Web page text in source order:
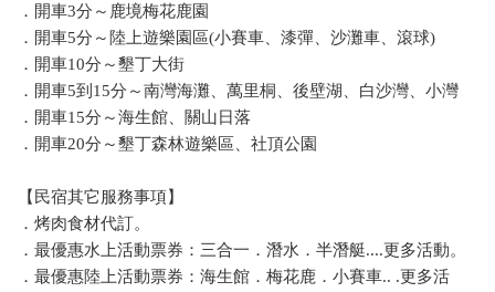
．開車3分～鹿境梅花鹿園
．開車5分～陸上遊樂園區(小賽車、漆彈、沙灘車、滾球)
．開車10分～墾丁大街
．開車5到15分～南灣海灘、萬里桐、後壁湖、白沙灣、小灣
．開車15分～海生館、關山日落
．開車20分～墾丁森林遊樂區、社頂公園
【民宿其它服務事項】
．烤肉食材代訂。
．最優惠水上活動票券：三合一．潛水．半潛艇....更多活動。
．最優惠陸上活動票券：海生館．梅花鹿．小賽車.. .更多活